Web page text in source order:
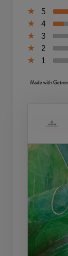
5
4
3
2
1